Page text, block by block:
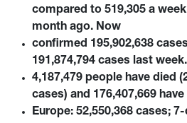
compared to 519,305 a
month ago. Now
confirmed 195,902,638
191,874,794 cases last week.
4,187,479 people have died
cases) and 176,407,669
Europe: 52,550,368 cases;